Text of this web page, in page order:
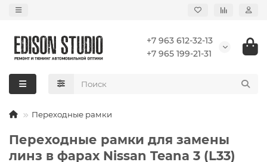
+7 963 612-32-13
+7 965 199-21-31
Переходные рамки
Переходные рамки для замены
линз в фарах Nissan Teana 3 (L33)